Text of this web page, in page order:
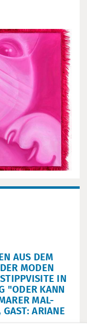
AUS DEM
MODEN
IN
"ODER KANN
MAL-
GAST: ARIANE